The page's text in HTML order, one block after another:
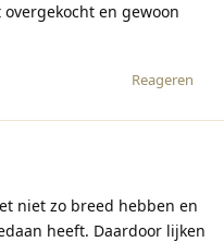
en gewoon
Reageren
niet zo breed hebben en
heeft. Daardoor lijken